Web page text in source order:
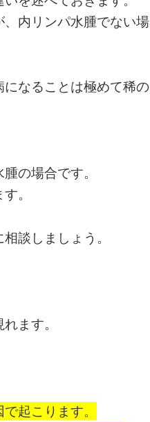
内リンパ水腫でない場
なることは極めて稀の
の場合です。
。
談しましょう。
ます。
起こります。